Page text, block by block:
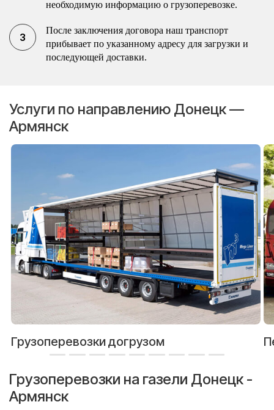
необходимую информацию о грузоперевозке.
После заключения договора наш транспорт
прибывает по указанному адресу для загрузки и
последующей доставки.
Услуги по направлению Донецк —
Армянск
Грузоперевозки догрузом
Грузоперевозки на газели Донецк -
Армянск